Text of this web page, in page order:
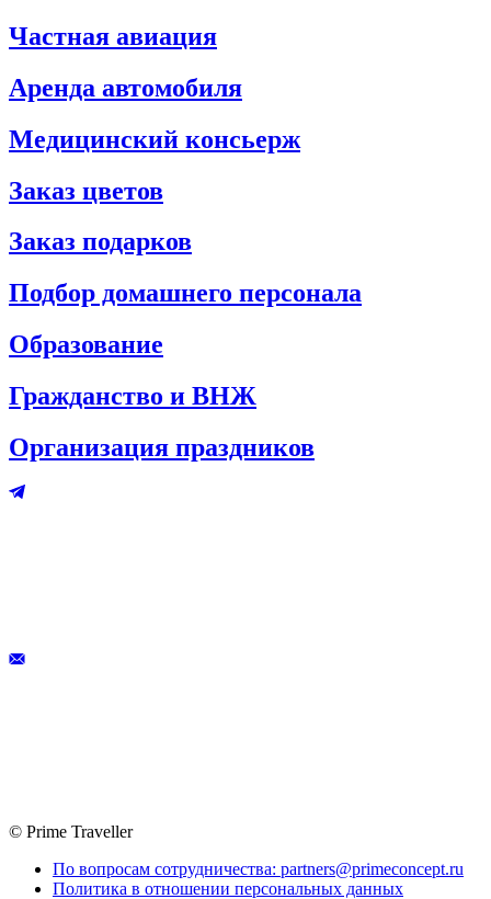
Частная авиация
Аренда автомобиля
Медицинский консьерж
Заказ цветов
Заказ подарков
Подбор домашнего персонала
Образование
Гражданство и ВНЖ
Организация праздников
© Prime Traveller
По вопросам сотрудничества: partners@primeconcept.ru
Политика в отношении персональных данных